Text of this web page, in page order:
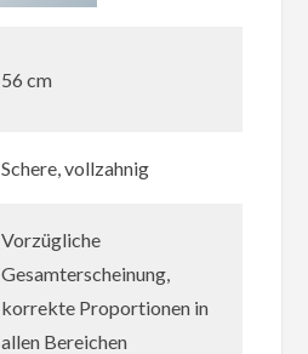
56 cm
Schere, vollzahnig
Vorzügliche
Gesamterscheinung,
korrekte Proportionen in
allen Bereichen